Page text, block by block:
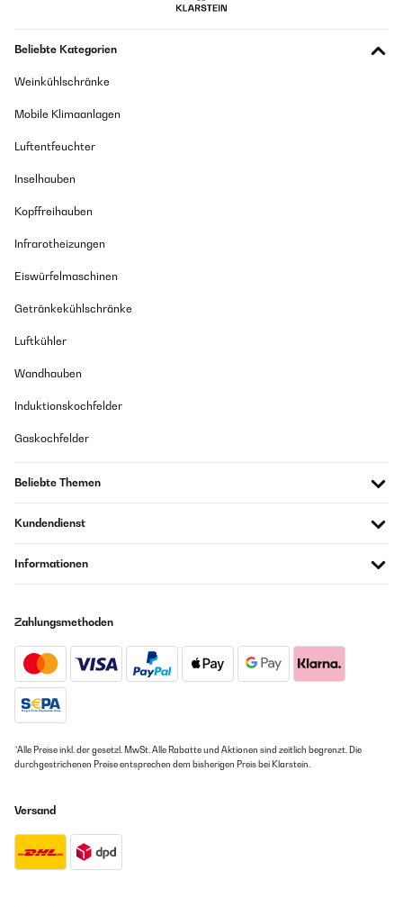
Beliebte Kategorien
Weinkühlschränke
Mobile Klimaanlagen
Luftentfeuchter
Inselhauben
Kopffreihauben
Infrarotheizungen
Eiswürfelmaschinen
Getränkekühlschränke
Luftkühler
Wandhauben
Induktionskochfelder
Gaskochfelder
Beliebte Themen
Kundendienst
Informationen
Zahlungsmethoden
*Alle Preise inkl. der gesetzl. MwSt. Alle Rabatte und Aktionen sind zeitlich begrenzt. Die
durchgestrichenen Preise entsprechen dem bisherigen Preis bei Klarstein.
Versand